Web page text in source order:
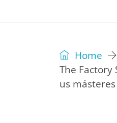
Home
The
us másteres